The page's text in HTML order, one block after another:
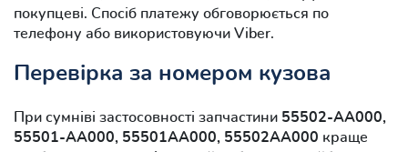
покупцеві. Спосіб платежу обговорюється по
телефону або використовуючи Viber.
Перевірка за номером кузова
При сумніві застосовності запчастини 55502-AA000,
55501-AA000, 55501AA000, 55502AA000 краще